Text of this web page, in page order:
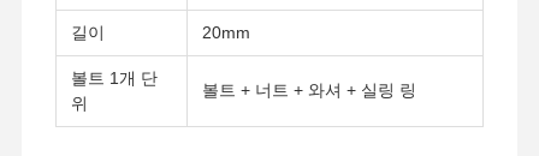
길이 20mm
볼트 1개 단
위
볼트 + 너트 + 와셔 + 실링 링